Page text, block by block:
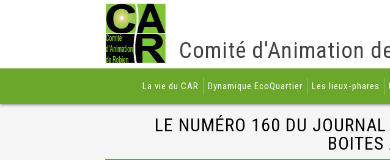
Comité d'Animation
La vie du CAR Dynamique EcoQuartier Les lieux-phares
LE NUMÉRO 160 DU
BOITES